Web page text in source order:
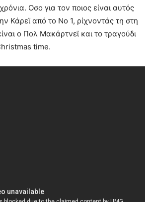
Οσο για τον ποιος είναι αυτός
Κάρεϊ από το Νο 1, ρίχνοντάς τη στη
ο Πολ Μακάρτνεϊ και το τραγούδι
time.